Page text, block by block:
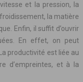
et la pression, la
la matière
Enfin, il suffit d’ouvrir
En effet, on peut
productivité est liée au
d’empreintes, et à la